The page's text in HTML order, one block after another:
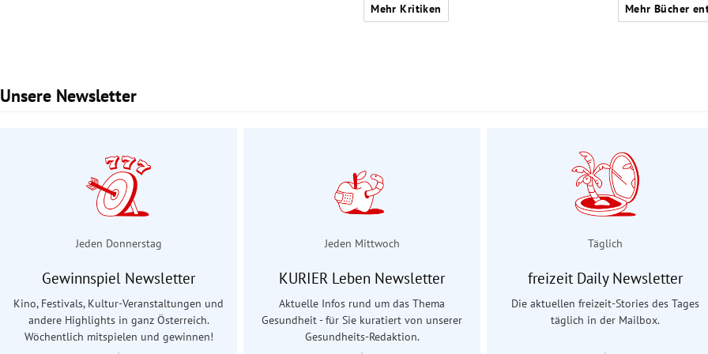
Mehr Kritiken Mehr Bücher
Unsere Newsletter
Slide 1 von 2
Jeden Donnerstag
Gewinnspiel Newsletter
Kino, Festivals, Kultur-Veranstaltungen und
andere Highlights in ganz Österreich.
Wöchentlich mitspielen und gewinnen!
Jeden Mittwoch
KURIER Leben Newsletter
Aktuelle Infos rund um das Thema
Gesundheit - für Sie kuratiert von unserer
Gesundheits-Redaktion.
Täglich
freizeit Daily Newsletter
Die aktuellen freizeit-Stories des Tages
täglich in der Mailbox.